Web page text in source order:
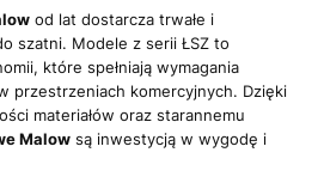
od lat dostarcza trwałe i
szatni. Modele z serii ŁSZ to
które spełniają wymagania
przestrzeniach komercyjnych. Dzięki
materiałów oraz starannemu
Malow są inwestycją w wygodę i